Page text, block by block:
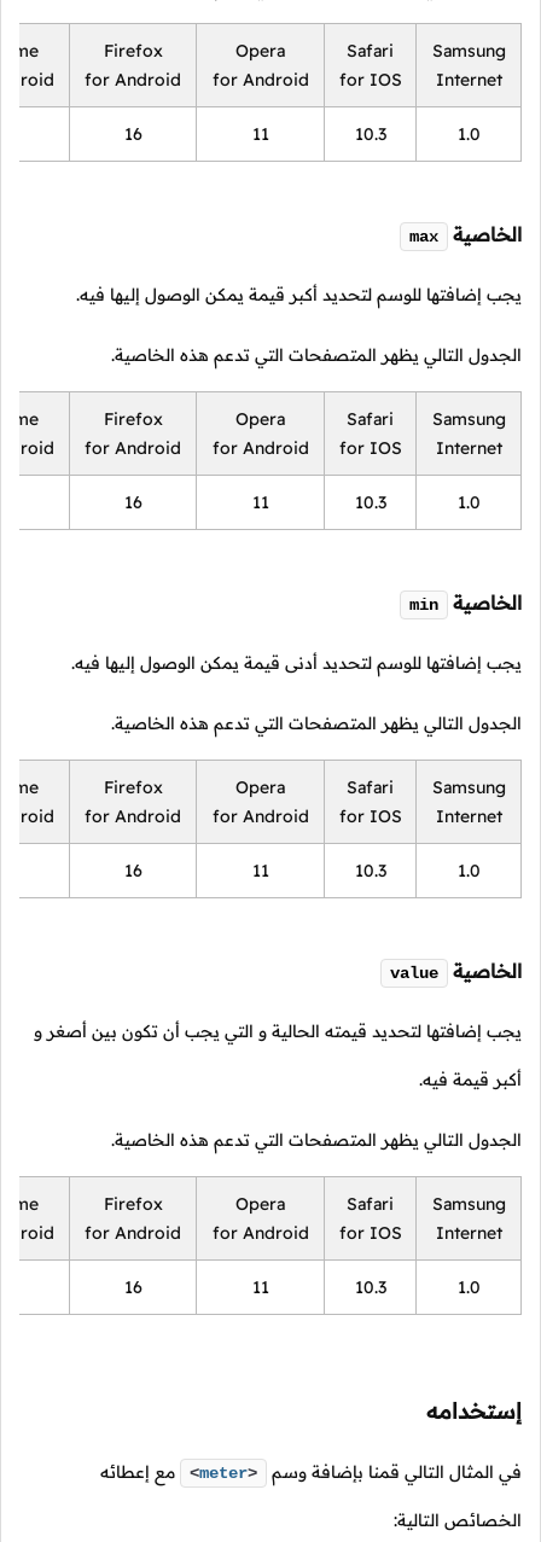
Firefox
for Android
Opera
for Android
Safari
for IOS
Samsung
Internet
16 11 10.3 1.0
الخاصية max
يجب إضافتها للوسم لتحديد أكبر قيمة يمكن الوصول إليها فيه.
الجدول التالي يظهر المتصفحات التي تدعم هذه الخاصية.
Firefox
for Android
Opera
for Android
Safari
for IOS
Samsung
Internet
16 11 10.3 1.0
الخاصية min
يجب إضافتها للوسم لتحديد أدنى قيمة يمكن الوصول إليها فيه.
الجدول التالي يظهر المتصفحات التي تدعم هذه الخاصية.
Firefox
for Android
Opera
for Android
Safari
for IOS
Samsung
Internet
16 11 10.3 1.0
الخاصية value
يجب إضافتها لتحديد قيمته الحالية و التي يجب أن تكون بين أصغر و
أكبر قيمة فيه.
الجدول التالي يظهر المتصفحات التي تدعم هذه الخاصية.
Firefox
for Android
Opera
for Android
Safari
for IOS
Samsung
Internet
16 11 10.3 1.0
إستخدامه
في المثال التالي قمنا بإضافة وسم <meter> مع إعطائه
الخصائص التالية: